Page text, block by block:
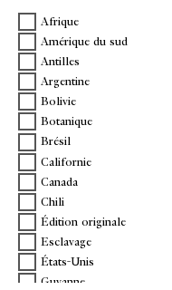
Afrique
Amérique du sud
Antilles
Argentine
Bolivie
Botanique
Brésil
Californie
Canada
Chili
Édition originale
Esclavage
États-Unis
Guyanne